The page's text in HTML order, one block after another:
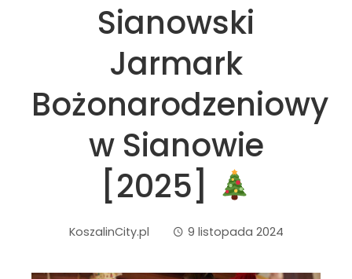
Sianowski
Jarmark
Bożonarodzeniowy
w Sianowie
[2025]
KoszalinCity.pl 9 listopada 2024